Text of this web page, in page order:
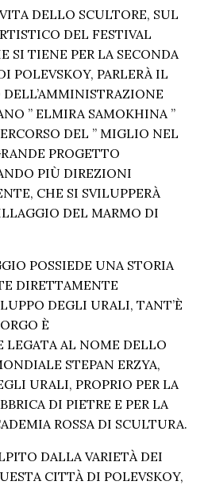
DELLO SCULTORE, SUL
DEL FESTIVAL
SI TIENE PER LA SECONDA
POLEVSKOY, PARLERÀ IL
DELL’AMMINISTRAZIONE
” ELMIRA SAMOKHINA ”
DEL ” MIGLIO NEL
PROGETTO
PIÙ DIREZIONI
CHE SI SVILUPPERÀ
DEL MARMO DI
POSSIEDE UNA STORIA
DIRETTAMENTE
DEGLI URALI, TANT’È
È
AL NOME DELLO
STEPAN ERZYA,
URALI, PROPRIO PER LA
DI PIETRE E PER LA
ROSSA DI SCULTURA.
DALLA VARIETÀ DEI
CITTÀ DI POLEVSKOY,